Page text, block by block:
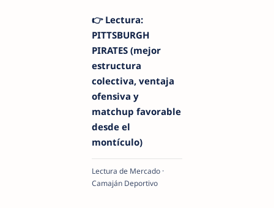
👉 Lectura:
PITTSBURGH
PIRATES (mejor
estructura
colectiva, ventaja
ofensiva y
matchup favorable
desde el
montículo)
Lectura de Mercado ·
Camaján Deportivo